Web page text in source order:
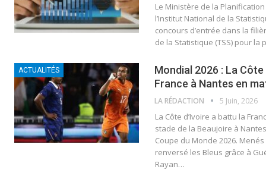
Le Ministère de la
l’Institut National de la
concours d’entrée dans la
de la Statistique (TSS) pour la
ACTUALITÉS
Mondial 2026 : La
France à Nantes en
LA RÉDACTION 5 Juin, 2026
La Côte d’Ivoire a battu la
stade de la Beaujoire à
Coupe du Monde 2026.
renversé les Bleus grâce à
Rayan…